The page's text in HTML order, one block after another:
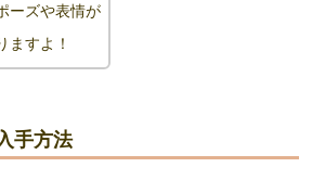
ーズや表情が
ますよ！
手方法